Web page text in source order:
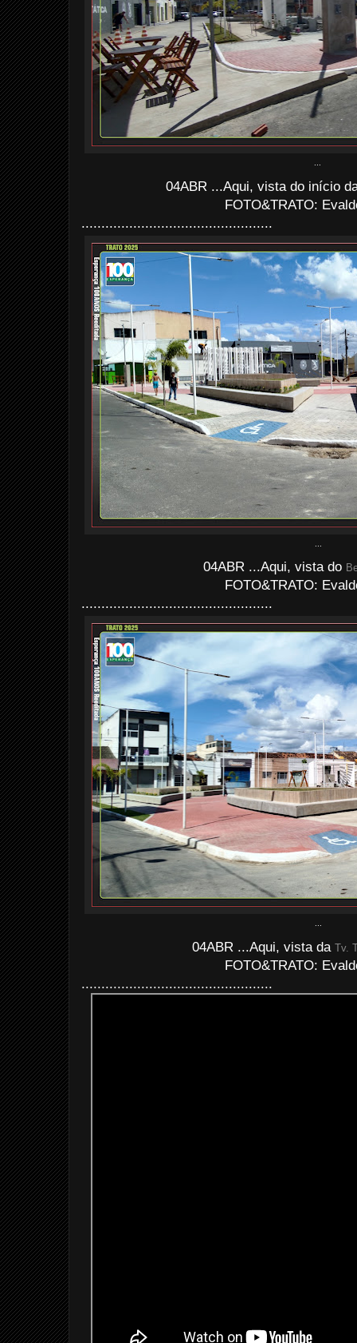
04ABR ...Aqui, vista do início
FOTO&TRATO:
................................................
04ABR ...Aqui, vista do
FOTO&TRATO:
................................................
04ABR ...Aqui, vista daTv.
FOTO&TRATO:
................................................